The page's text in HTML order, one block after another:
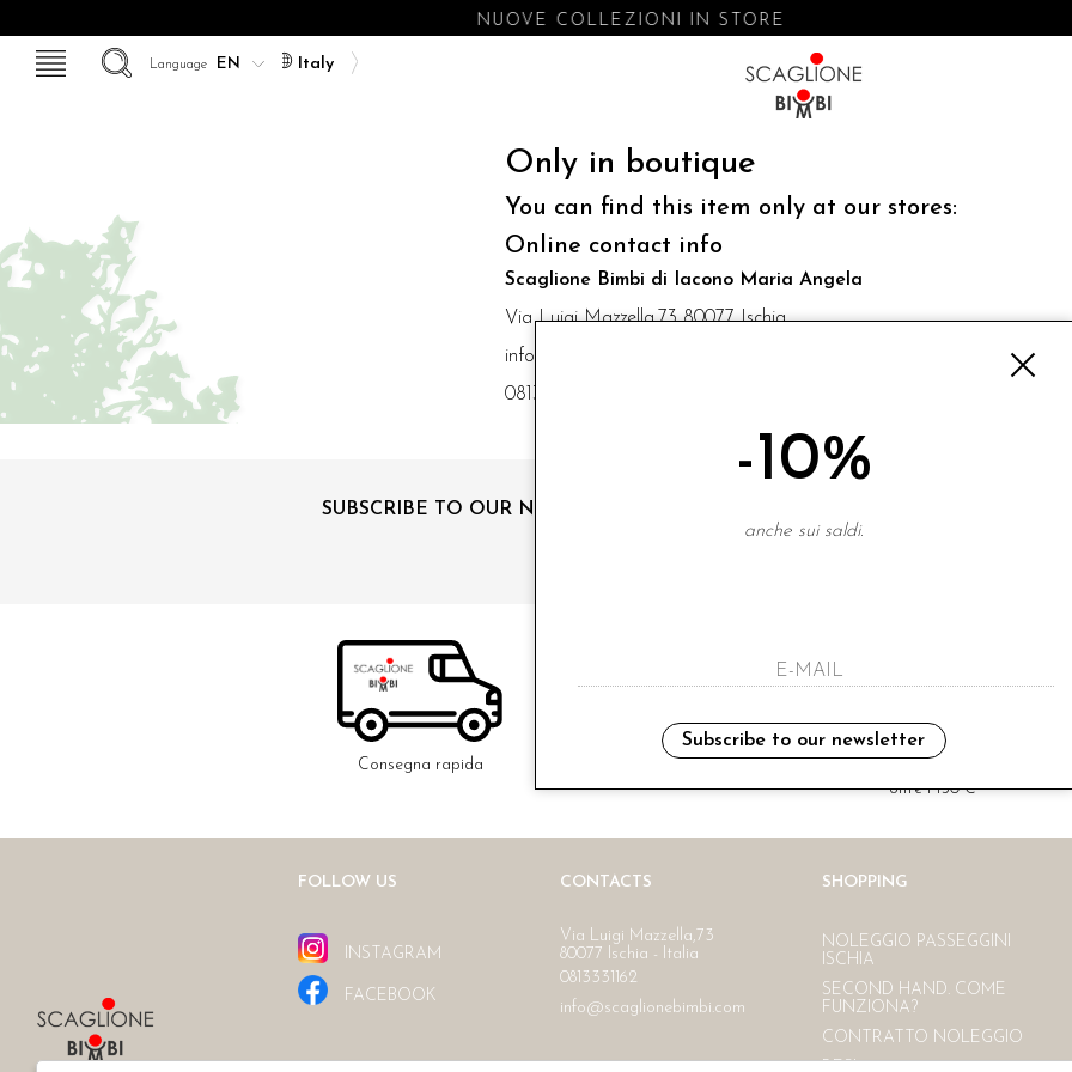
NUOVE COLLEZIONI IN STORE
Italy
Language
Only in boutique
You can find this item only at our stores:
Online contact info
Scaglione Bimbi di Iacono Maria Angela
Via Luigi Mazzella,73 80077 Ischia
info@scaglionebimbi.com
0813331162
SUBSCRIBE TO OUR NEWSLETTER
Consegna rapida
oltre i 150 €
FOLLOW US
INSTAGRAM
FACEBOOK
CONTACTS
Via Luigi Mazzella,73
80077 Ischia - Italia
0813331162
info@scaglionebimbi.com
SHOPPING
NOLEGGIO PASSEGGINI
ISCHIA
SECOND HAND. COME
FUNZIONA?
CONTRATTO NOLEGGIO
-10%
anche sui saldi.
Subscribe to our newsletter